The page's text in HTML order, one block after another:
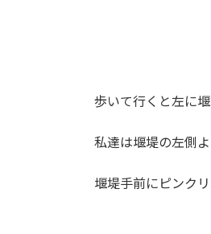
歩いて行くと左に堰
私達は堰堤の左側よ
堰堤手前にピンク